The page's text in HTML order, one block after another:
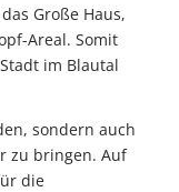
Große Haus,
Areal. Somit
im Blautal
sondern auch
zu bringen. Auf
die